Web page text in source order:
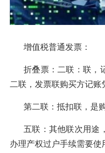
增值税普通发票：
折叠票：二联：联，
二联，发票联购买方记账
第二联：抵扣联，是
五联：其他联次用途
办理产权过户手续需要